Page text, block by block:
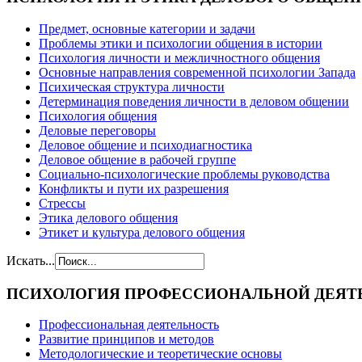
Предмет, основные категории и задачи
Проблемы этики и психологии общения в истории
Психология личности и межличностного общения
Основные направления современной психологии Запада
Психическая структура личности
Детерминация поведения личности в деловом общении
Психология общения
Деловые переговоры
Деловое общение и психодиагностика
Деловое общение в рабочей группе
Cоциально-психологические проблемы руководства
Конфликты и пути их разрешения
Стрессы
Этика делового общения
Этикет и культура делового общения
Искать...
ПСИХОЛОГИЯ ПРОФЕССИОНАЛЬНОЙ
Профессиональная деятельность
Развитие принципов и методов
Методологические и теоретические основы